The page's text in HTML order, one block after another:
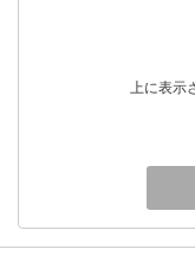
上に表示